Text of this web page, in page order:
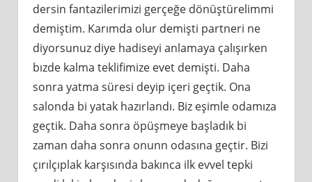
dersin fantazilerimizi gerçeğe dönüştürelimmi
demiştim. Karımda olur demişti partneri ne
diyorsunuz diye hadiseyi anlamaya çalışırken
bızde kalma teklifimize evet demişti. Daha
sonra yatma süresi deyip içeri geçtik. Ona
salonda bi yatak hazırlandı. Biz eşimle odamıza
geçtik. Daha sonra öpüşmeye başladık bi
zaman daha sonra onunn odasına geçtir. Bizi
çırılçıplak karşısında bakınca ilk evvel tepki